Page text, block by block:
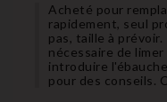
Acheté pour
rapidement, seul
pas, taille à
nécessaire de
introduire
pour des conseils.